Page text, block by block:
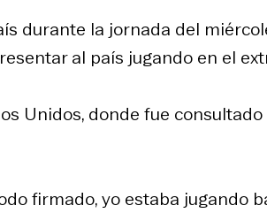
durante la jornada del
al país jugando en el
Unidos, donde fue
firmado, yo estaba jugando